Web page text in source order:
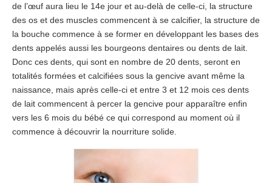
de l’œuf aura lieu le 14e jour et au-delà de celle-ci, la structure
des os et des muscles commencent à se calcifier, la structure de
la bouche commence à se former en développant les bases des
dents appelés aussi les bourgeons dentaires ou dents de lait.
Donc ces dents, qui sont en nombre de 20 dents, seront en
totalités formées et calcifiées sous la gencive avant même la
naissance, mais après celle-ci et entre 3 et 12 mois ces dents
de lait commencent à percer la gencive pour apparaître enfin
vers les 6 mois du bébé ce qui correspond au moment où il
commence à découvrir la nourriture solide.